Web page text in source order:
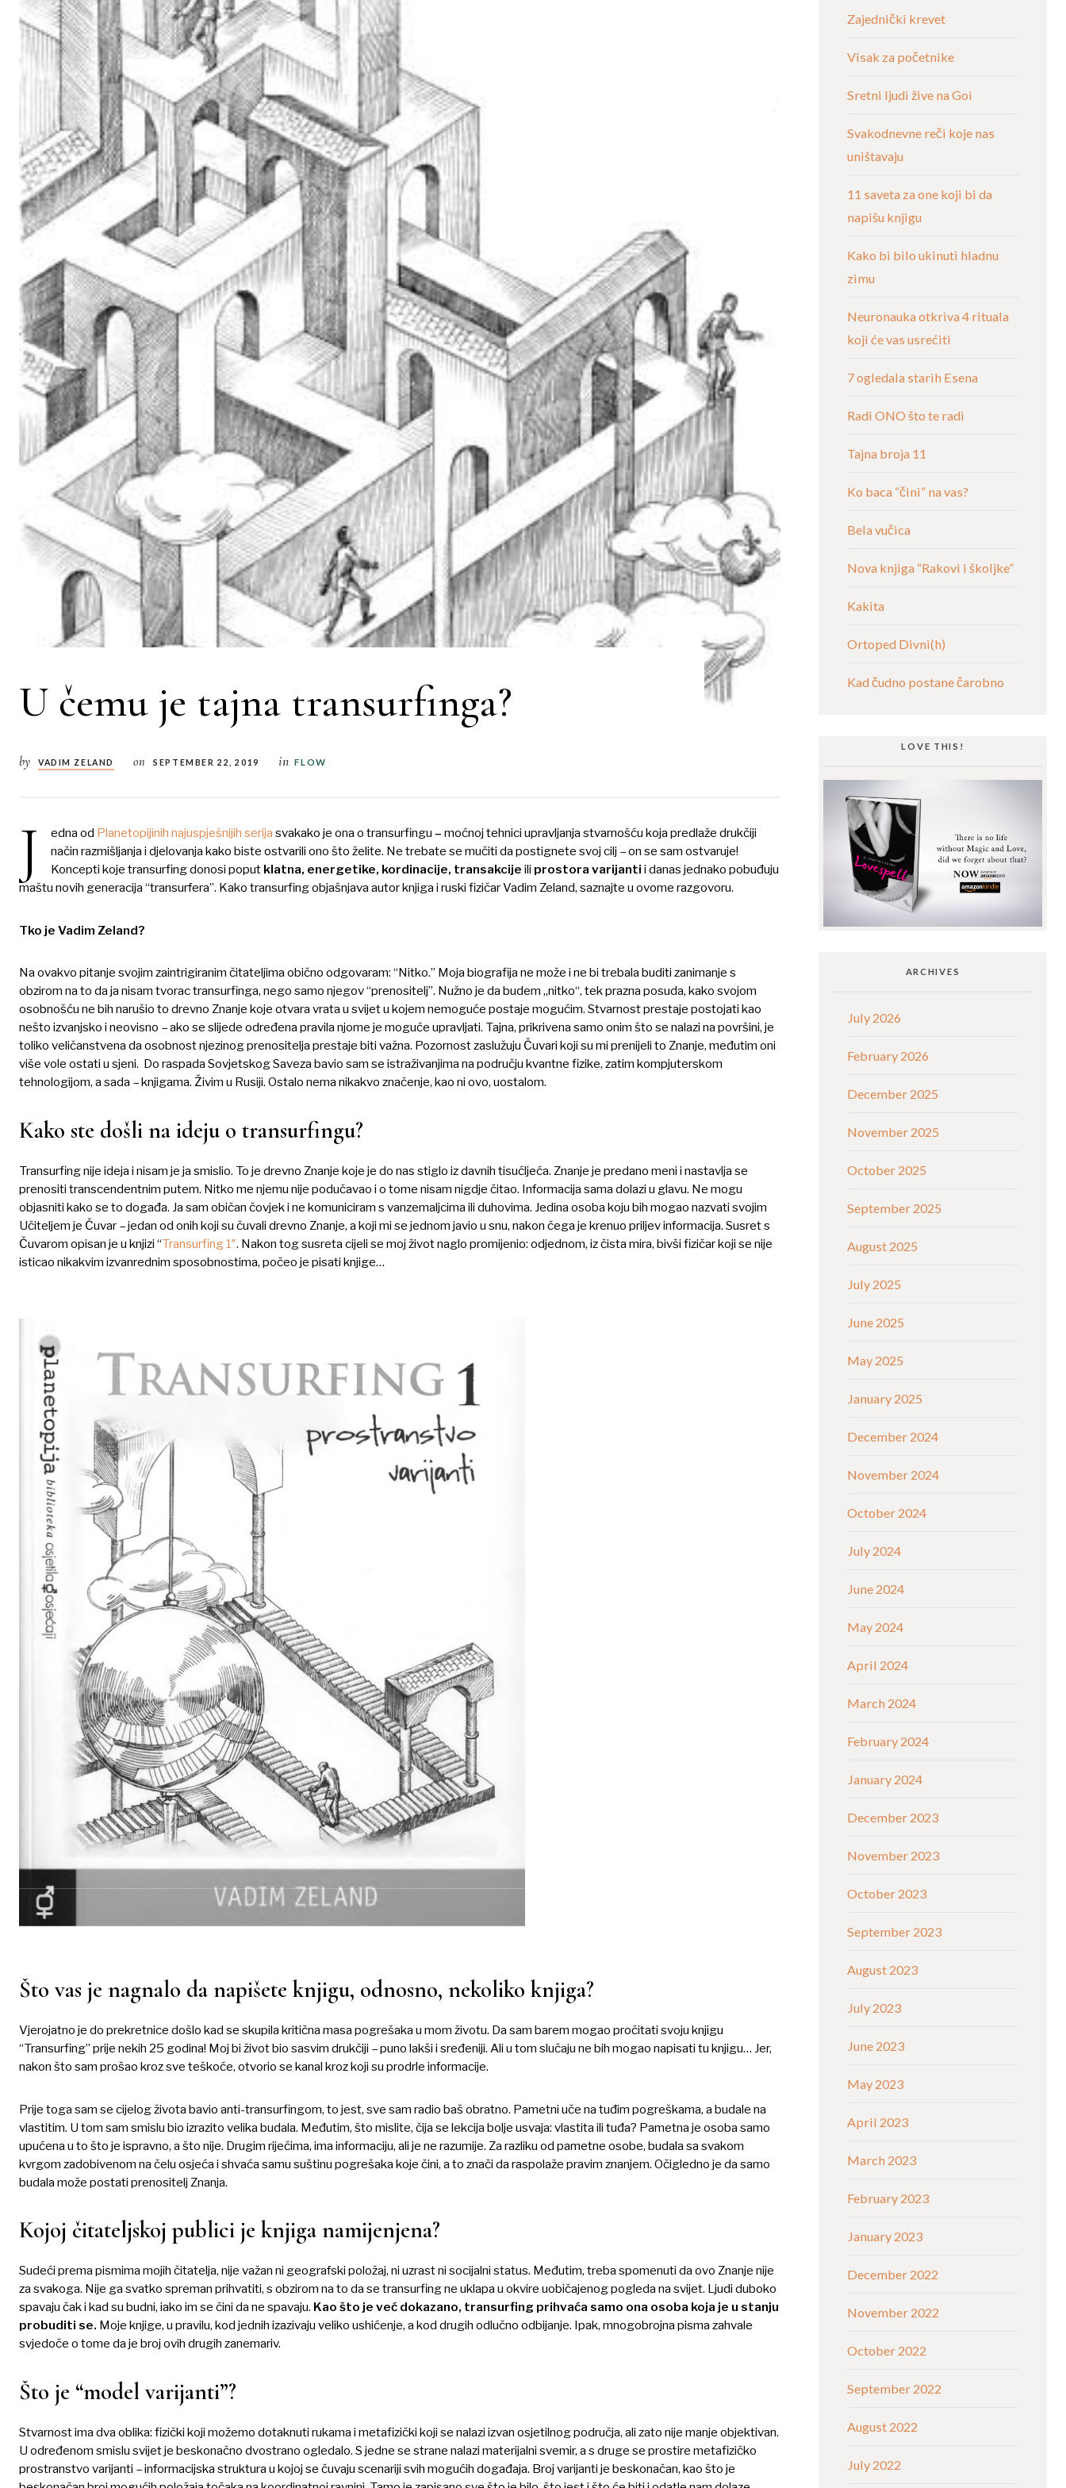
U čemu je tajna transurfinga?
by VADIM ZELAND on SEPTEMBER 22, 2019 in FLOW
J edna od Planetopijinih najuspješnijih serija svakako je ona o transurfingu–moćnoj tehnici upravljanja stvarnošću koja predlaže drukčiji
način razmišljanja i djelovanja kako biste ostvarili ono što želite. Ne trebate se mučiti da postignete svoj cilj – on se sam ostvaruje!
Koncepti koje transurfing donosi poput klatna, energetike, kordinacije, transakcije ili prostora varijanti i danas jednako pobuđuju
maštu novih generacija “transurfera”. Kako transurfing objašnjava autor knjiga i ruski fizičar Vadim Zeland, saznajte u ovome razgovoru.
Tko je Vadim Zeland?
Na ovakvo pitanje svojim zaintrigiranim čitateljima obično odgovaram: “Nitko.” Moja biografija ne može i ne bi trebala buditi zanimanje s
obzirom na to da ja nisam tvorac transurfinga, nego samo njegov “prenositelj”. Nužno je da budem „nitko“, tek prazna posuda, kako svojom
osobnošću ne bih narušio to drevno Znanje koje otvara vrata u svijet u kojem nemoguće postaje mogućim. Stvarnost prestaje postojati kao
nešto izvanjsko i neovisno – ako se slijede određena pravila njome je moguće upravljati. Tajna, prikrivena samo onim što se nalazi na površini, je
toliko veličanstvena da osobnost njezinog prenositelja prestaje biti važna. Pozornost zaslužuju Čuvari koji su mi prenijeli to Znanje, međutim oni
više vole ostati u sjeni. Do raspada Sovjetskog Saveza bavio sam se istraživanjima na području kvantne fizike, zatim kompjuterskom
tehnologijom, a sada – knjigama. Živim u Rusiji. Ostalo nema nikakvo značenje, kao ni ovo, uostalom.
Kako ste došli na ideju o transurfingu?
Transurfing nije ideja i nisam je ja smislio. To je drevno Znanje koje je do nas stiglo iz davnih tisućljeća. Znanje je predano meni i nastavlja se
prenositi transcendentnim putem. Nitko me njemu nije podučavao i o tome nisam nigdje čitao. Informacija sama dolazi u glavu. Ne mogu
objasniti kako se to događa. Ja sam običan čovjek i ne komuniciram s vanzemaljcima ili duhovima. Jedina osoba koju bih mogao nazvati svojim
Učiteljem je Čuvar – jedan od onih koji su čuvali drevno Znanje, a koji mi se jednom javio u snu, nakon čega je krenuo priljev informacija. Susret s
Čuvarom opisan je u knjizi “Transurfing 1″. Nakon tog susreta cijeli se moj život naglo promijenio: odjednom, iz čista mira, bivši fizičar koji se nije
isticao nikakvim izvanrednim sposobnostima, počeo je pisati knjige…
Što vas je nagnalo da napišete knjigu, odnosno, nekoliko knjiga?
Vjerojatno je do prekretnice došlo kad se skupila kritična masa pogrešaka u mom životu. Da sam barem mogao pročitati svoju knjigu
“Transurfing” prije nekih 25 godina! Moj bi život bio sasvim drukčiji – puno lakši i sređeniji. Ali u tom slučaju ne bih mogao napisati tu knjigu… Jer,
nakon što sam prošao kroz sve teškoće, otvorio se kanal kroz koji su prodrle informacije.
Prije toga sam se cijelog života bavio anti-transurfingom, to jest, sve sam radio baš obratno. Pametni uče na tuđim pogreškama, a budale na
vlastitim. U tom sam smislu bio izrazito velika budala. Međutim, što mislite, čija se lekcija bolje usvaja: vlastita ili tuđa? Pametna je osoba samo
upućena u to što je ispravno, a što nije. Drugim riječima, ima informaciju, ali je ne razumije. Za razliku od pametne osobe, budala sa svakom
kvrgom zadobivenom na čelu osjeća i shvaća samu suštinu pogrešaka koje čini, a to znači da raspolaže pravim znanjem. Očigledno je da samo
budala može postati prenositelj Znanja.
Kojoj čitateljskoj publici je knjiga namijenjena?
Sudeći prema pismima mojih čitatelja, nije važan ni geografski položaj, ni uzrast ni socijalni status. Međutim, treba spomenuti da ovo Znanje nije
za svakoga. Nije ga svatko spreman prihvatiti, s obzirom na to da se transurfing ne uklapa u okvire uobičajenog pogleda na svijet. Ljudi duboko
spavaju čak i kad su budni, iako im se čini da ne spavaju. Kao što je već dokazano, transurfing prihvaća samo ona osoba koja je u stanju
probuditi se. Moje knjige, u pravilu, kod jednih izazivaju veliko ushićenje, a kod drugih odlučno odbijanje. Ipak, mnogobrojna pisma zahvale
svjedoče o tome da je broj ovih drugih zanemariv.
Što je “model varijanti”?
Stvarnost ima dva oblika: fizički koji možemo dotaknuti rukama i metafizički koji se nalazi izvan osjetilnog područja, ali zato nije manje objektivan.
U određenom smislu svijet je beskonačno dvostrano ogledalo. S jedne se strane nalazi materijalni svemir, a s druge se prostire metafizičko
prostranstvo varijanti – informacijska struktura u kojoj se čuvaju scenariji svih mogućih događaja. Broj varijanti je beskonačan, kao što je
Zajednički krevet
Visak za početnike
Sretni ljudi žive na Goi
Svakodnevne reči koje nas
uništavaju
11 saveta za one koji bi da
napišu knjigu
Kako bi bilo ukinuti hladnu
zimu
Neuronauka otkriva 4 rituala
koji će vas usrećiti
7 ogledala starih Esena
Radi ONO što te radi
Tajna broja 11
Ko baca “čini“ na vas?
Bela vučica
Nova knjiga “Rakovi i školjke”
Kakita
Ortoped Divni(h)
Kad čudno postane čarobno
LOVE THIS!
ARCHIVES
July 2026
February 2026
December 2025
November 2025
October 2025
September 2025
August 2025
July 2025
June 2025
May 2025
January 2025
December 2024
November 2024
October 2024
July 2024
June 2024
May 2024
April 2024
March 2024
February 2024
January 2024
December 2023
November 2023
October 2023
September 2023
August 2023
July 2023
June 2023
May 2023
April 2023
March 2023
February 2023
January 2023
December 2022
November 2022
October 2022
September 2022
August 2022
July 2022